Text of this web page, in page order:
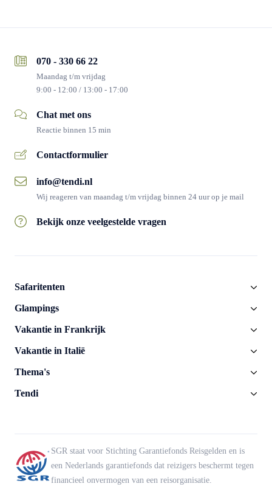
070 - 330 66 22
Maandag t/m vrijdag
9:00 - 12:00 / 13:00 - 17:00
Chat met ons
Reactie binnen 15 min
Contactformulier
info@tendi.nl
Wij reageren van maandag t/m vrijdag binnen 24 uur op je mail
Bekijk onze veelgestelde vragen
Safaritenten
Glampings
Vakantie in Frankrijk
Vakantie in Italië
Thema's
Tendi
SGR staat voor Stichting Garantiefonds Reisgelden en is
een Nederlands garantiefonds dat reizigers beschermt tegen
financieel onvermogen van een reisorganisatie.